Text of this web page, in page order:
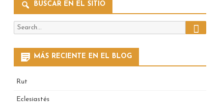
entradasBUSCAR EN EL SITIO
Search
Search
MÁS RECIENTE EN EL BLOG
Rut
Eclesiastés